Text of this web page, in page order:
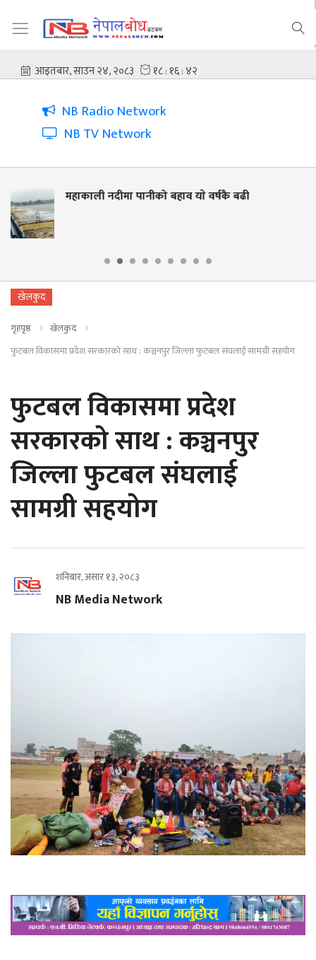
NB Radio Network
NB TV Network
याे वर्षकै बढी
नदी किनार संरक्षणसँगै
खेलकुद
गृहपृष्ठ
खेलकुद
फुटबल विकासमा प्रदेश सरकारको साथ : कञ्चनपुर जिल्ला फुटबल संघलाई सामग्री सहयोग
फुटबल विकासमा प्रदेश
सरकारको साथ : कञ्चनपुर
जिल्ला फुटबल संघलाई
सामग्री सहयोग
शनिबार, असार १३, २०८३
NB Media Network